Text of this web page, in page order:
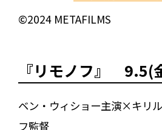
©2024 METAFILMS
『リモノフ』 9.5(
ベン・ウィショー主演×キリ
フ監督